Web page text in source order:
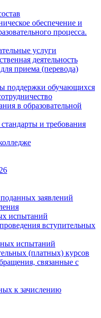
обеспечение и
процесса.
услуги
деятельность
приема (перевода)
поддержки обучающихся
в образовательной
и требования
заявлений
испытаний
вступительных
испытаний
(платных) курсов
связанные с
к зачислению